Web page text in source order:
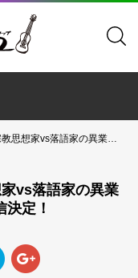
業種ガチンコトーク対決が有料配信決定！
vs落語家の異業
定！